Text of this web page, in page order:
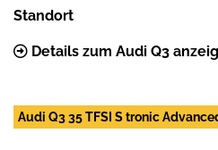
Standort
Details zum Audi Q3
Audi Q3 35 TFSI S tronic